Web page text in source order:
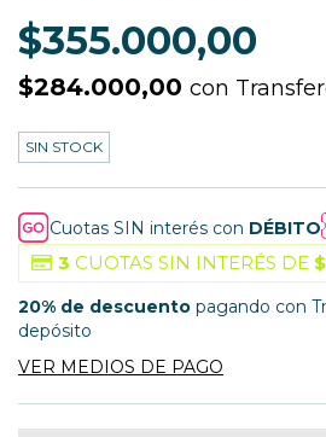
$355.000,00
$284.000,00 con
SIN STOCK
Cuotas SIN interés con DÉBITO
3 CUOTAS SIN INTERÉS DE
20% de descuento pagando con
depósito
VER MEDIOS DE PAGO